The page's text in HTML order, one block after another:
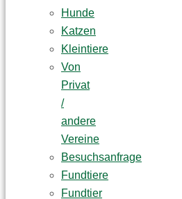
Hunde
Katzen
Kleintiere
Von
Privat
/
andere
Vereine
Besuchsanfrage
Fundtiere
Fundtier